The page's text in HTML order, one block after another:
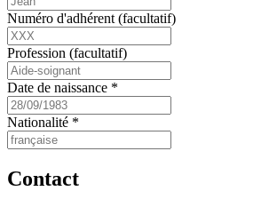
Numéro d'adhérent (facultatif)
Profession (facultatif)
Date de naissance *
Nationalité *
Contact